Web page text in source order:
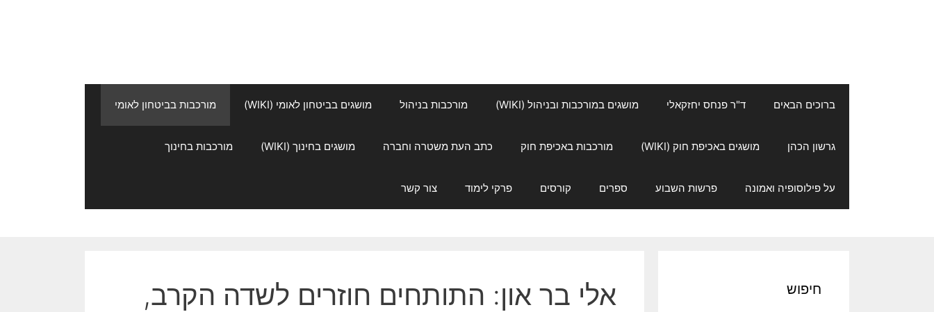
ברוכים הבאים ד"ר פנחס יחזקאלי מושגים במורכבות ובניהול (WIKI) מורכבות בניהול מושגים בביטחון לאומי (WIKI) מורכבות בביטחון לאומי
גרשון הכהן מושגים באכיפת חוק (WIKI) מורכבות באכיפת חוק כתב העת משטרה וחברה מושגים בחינוך (WIKI) מורכבות בחינוך
על פילוסופיה ואמונה פרשות השבוע ספרים קורסים פרקי לימוד צור קשר
אלי בר און: התותחים חוזרים לשדה הקרב,
חיפוש